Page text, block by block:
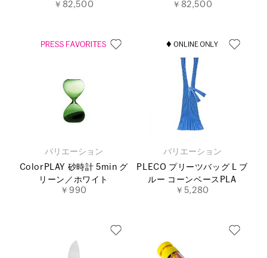
￥82,500
￥82,500
バリエーション
ColorPLAY 砂時計 5min グ
リーン／ホワイト
￥990
バリエーション
PLECO プリーツバッグ L ブ
ルー コーンベースPLA
￥5,280